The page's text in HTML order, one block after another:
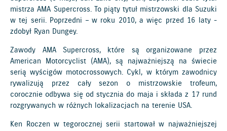
mistrza AMA Supercross. To piąty tytuł mistrzowski dla Suzuki
w tej serii. Poprzedni – w roku 2010, a więc przed 16 laty -
zdobył Ryan Dungey.
Zawody AMA Supercross, które są organizowane przez
American Motorcyclist (AMA), są najważniejszą na świecie
serią wyścigów motocrossowych. Cykl, w którym zawodnicy
rywalizują przez cały sezon o mistrzowskie trofeum,
corocznie odbywa się od stycznia do maja i składa z 17 rund
rozgrywanych w różnych lokalizacjach na terenie USA.
Ken Roczen w tegorocznej serii startował w najważniejszej